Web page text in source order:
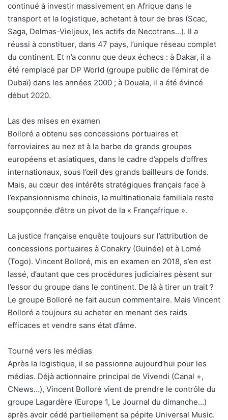
continué à investir massivement en Afrique dans le
transport et la logistique, achetant à tour de bras (Scac,
Saga, Delmas-Vieljeux, les actifs de Necotrans…). Il a
réussi à constituer, dans 47 pays, l’unique réseau complet
du continent. Et n’a connu que deux échecs : à Dakar, il a
été remplacé par DP World (groupe public de l’émirat de
Dubaï) dans les années 2000 ; à Douala, il a été évincé
début 2020.
Las des mises en examen
Bolloré a obtenu ses concessions portuaires et
ferroviaires au nez et à la barbe de grands groupes
européens et asiatiques, dans le cadre d’appels d’offres
internationaux, sous l’œil des grands bailleurs de fonds.
Mais, au cœur des intérêts stratégiques français face à
l’expansionnisme chinois, la multinationale familiale reste
soupçonnée d’être un pivot de la « Françafrique ».
La justice française enquête toujours sur l’attribution de
concessions portuaires à Conakry (Guinée) et à Lomé
(Togo). Vincent Bolloré, mis en examen en 2018, s’en est
lassé, d’autant que ces procédures judiciaires pèsent sur
l’essor du groupe dans le continent. De là à tirer un trait ?
Le groupe Bolloré ne fait aucun commentaire. Mais Vincent
Bolloré a toujours su acheter en menant des raids
efficaces et vendre sans état d’âme.
Tourné vers les médias
Après la logistique, il se passionne aujourd’hui pour les
médias. Déjà actionnaire principal de Vivendi (Canal +,
CNews…), Vincent Bolloré vient de prendre le contrôle du
groupe Lagardère (Europe 1, Le Journal du dimanche…)
après avoir cédé partiellement sa pépite Universal Music.